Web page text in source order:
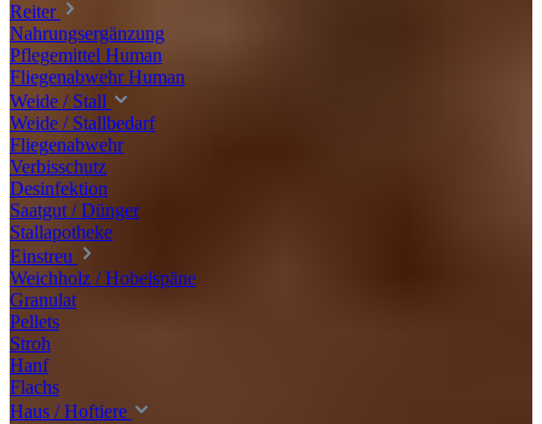
Reiter
Nahrungsergänzung
Pflegemittel Human
Fliegenabwehr Human
Weide / Stall
Weide / Stallbedarf
Fliegenabwehr
Verbisschutz
Desinfektion
Saatgut / Dünger
Stallapotheke
Einstreu
Weichholz / Hobelspäne
Granulat
Pellets
Stroh
Hanf
Flachs
Haus / Hoftiere